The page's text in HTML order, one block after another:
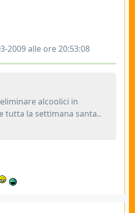
2009 alle ore 20:53:08
alcoolici in
tutta la settimana santa..